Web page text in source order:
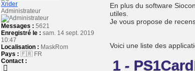
En plus du software
utiles.
Je vous propose de
Voici une liste des
1 -
Xrider
Administrateur
Messages : 5621
Enregistré le : sam. 14 sept. 2019
10:47
Localisation : MaskRom
Pays : 🇫🇷 FR
Contact :